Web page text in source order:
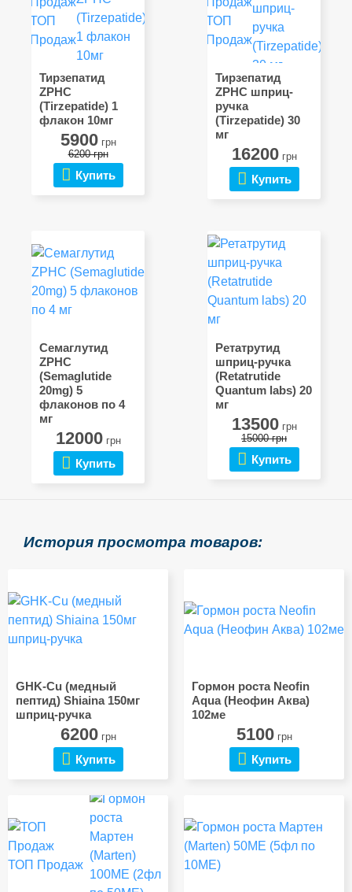
ТОП
Продаж
Тирзепатид
ZPHC
(Tirzepatide) 1
флакон 10мг
5900грн
6200 грн
Купить
ТОП
Продаж
Тирзепатид
ZPHC шприц-
ручка
(Tirzepatide) 30
мг
16200грн
Купить
Семаглутид
ZPHC
(Semaglutide
20mg) 5
флаконов по 4
мг
12000грн
Купить
Ретатрутид
шприц-ручка
(Retatrutide
Quantum labs) 20
мг
13500грн
15000 грн
Купить
История просмотра товаров:
GHK-Cu (медный
пептид) Shiaina 150мг
шприц-ручка
6200грн
Купить
Гормон роста Neofin
Aqua (Неофин Аква)
102ме
5100грн
Купить
ТОП Продаж